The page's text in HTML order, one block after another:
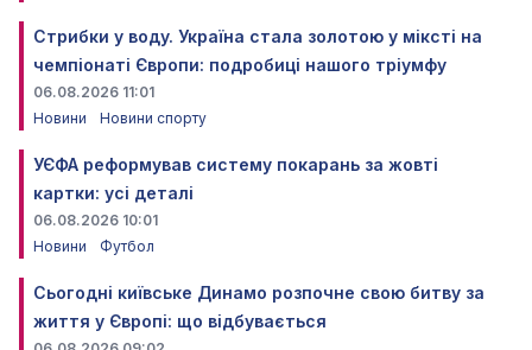
Стрибки у воду. Україна стала золотою у міксті на
чемпіонаті Європи: подробиці нашого тріумфу
06.08.2026 11:01
Новини
Новини спорту
УЄФА реформував систему покарань за жовті
картки: усі деталі
06.08.2026 10:01
Новини
Футбол
Сьогодні київське Динамо розпочне свою битву за
життя у Європі: що відбувається